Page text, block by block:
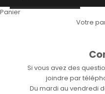
Panier
Votre
Si vous avez des
joindre par
Du mardi au vendredi